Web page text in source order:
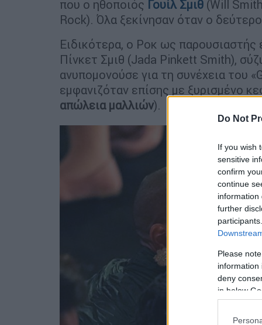
Do Not
If you wish
sensitive
confirm
continue
information
further
Please
information
deny
in below
που ο ηθοποιός Γουίλ Σμιθ (Will
Rock). Όλα ξεκίνησαν όταν ο
Ειδικότερα, ο Ροκ ως παρουσιαστής
Πίνκετ Σμιθ (Jada Pinkett Smith),
ανυπομονούσε για τη συνέχεια του
εμφανιζόταν επίσης με ξυρισμένο
απώλεια μαλλιών).